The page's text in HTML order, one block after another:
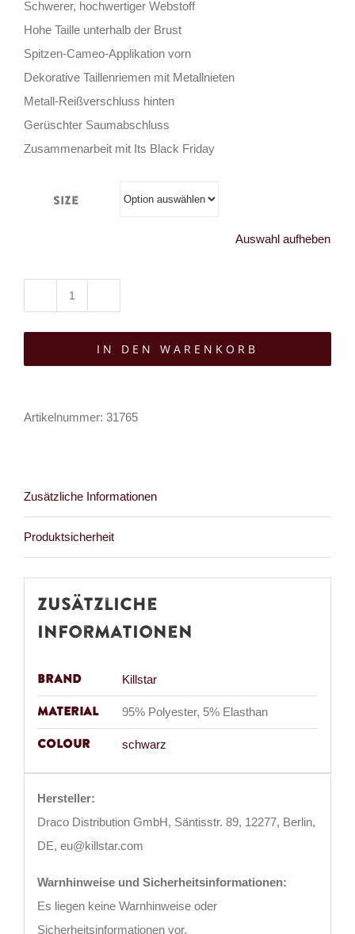
Schwerer, hochwertiger Webstoff
Hohe Taille unterhalb der Brust
Spitzen-Cameo-Applikation vorn
Dekorative Taillenriemen mit Metallnieten
Metall-Reißverschluss hinten
Gerüschter Saumabschluss
Zusammenarbeit mit Its Black Friday
Size
Auswahl aufheben
Rock
Sophronia
IN DEN WARENKORB
Artikelnummer: 31765
Zusätzliche Informationen
Produktsicherheit
Zusätzliche
Informationen
Brand Killstar
Material 95% Polyester, 5% Elasthan
Colour schwarz
Hersteller:
Draco Distribution GmbH, Säntisstr. 89, 12277, Berlin,
DE, eu@killstar.com
Warnhinweise und Sicherheitsinformationen:
Es liegen keine Warnhinweise oder
Sicherheitsinformationen vor.